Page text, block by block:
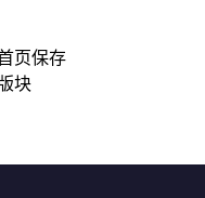
页保存
块